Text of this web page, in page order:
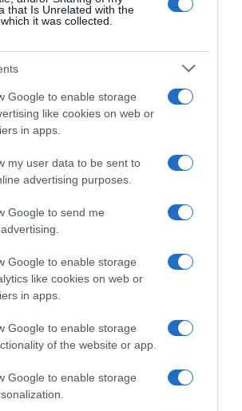
that Is Unrelated with the
it was collected.
Google to enable storage
like cookies on web or
in apps.
my user data to be sent to
advertising purposes.
Google to send me
Google to enable storage
like cookies on web or
in apps.
Google to enable storage
of the website or app.
Google to enable storage
Georgetown.
της πρώτης ημέρας, όπως
η τουρκική προεδρία:
Τρίτη)
Κάρνεϊ (Προεδρικό
με τον Πρόεδρο της
Αλεξάντερ Στουμπ
Μέγαρο)
του Προέδρου των
Τραμπ, στη Χώρα μας
και Επίσημο Δείπνο που